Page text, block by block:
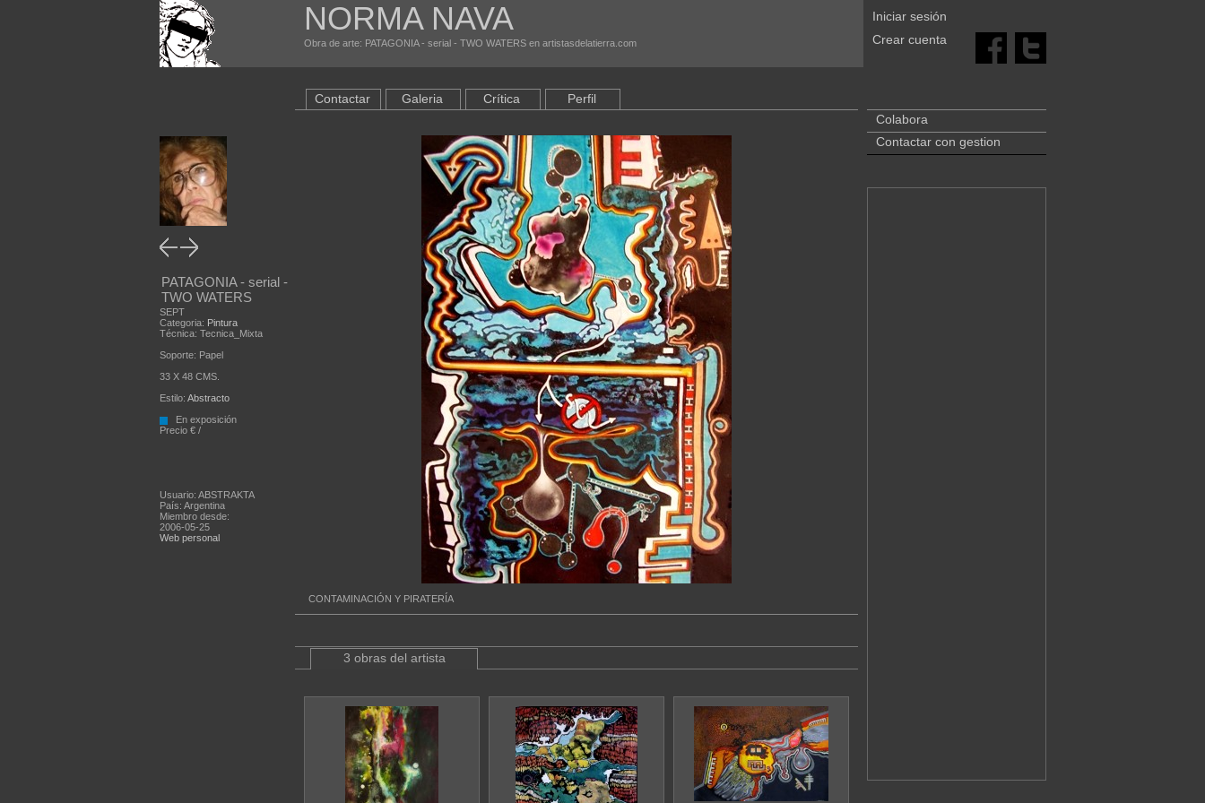
NORMA NAVA
Obra de arte: PATAGONIA - serial - TWO WATERS en artistasdelatierra.com
Iniciar sesión
Crear cuenta
PATAGONIA - serial -
TWO WATERS
SEPT
Categoria: Pintura
Técnica: Tecnica_Mixta
Soporte: Papel
33 X 48 CMS.
Estilo: Abstracto
En exposición
Precio € /
Usuario: ABSTRAKTA
País: Argentina
Miembro desde:
2006-05-25
Web personal
Contactar Galeria Crítica Perfil
CONTAMINACIÓN Y PIRATERÍA
3 obras del artista
Colabora
Contactar con gestion